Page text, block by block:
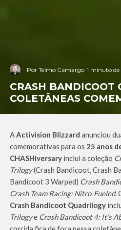
Por Telmo Camargo 1 minuto
CRASH BANDICOOT
COLETÂNEAS
AActivision Blizzard anunciou
comemorativas para os 25 anos
CHASHiversary inclui a coleção
Trilogy(Crash Bandicoot, Crash
Bandicoot 3 Warped) Crash
Crash Team Racing: Nitro-Fueled.
Crash Bandicoot Quadrilogy
Trilogye Crash Bandicoot 4: It’s